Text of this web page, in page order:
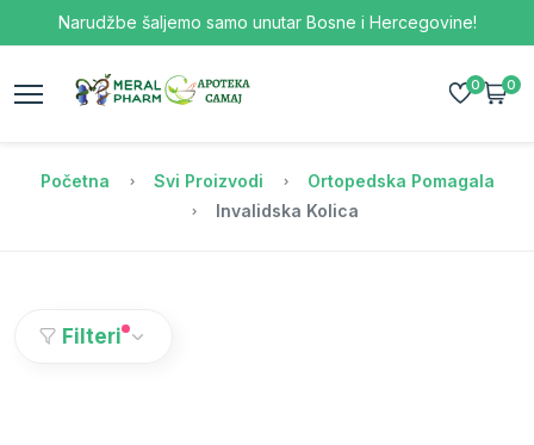
Narudžbe šaljemo samo unutar Bosne i Hercegovine!
0 0
Početna Svi Proizvodi
Ortopedska Pomagala
Invalidska Kolica
Filteri